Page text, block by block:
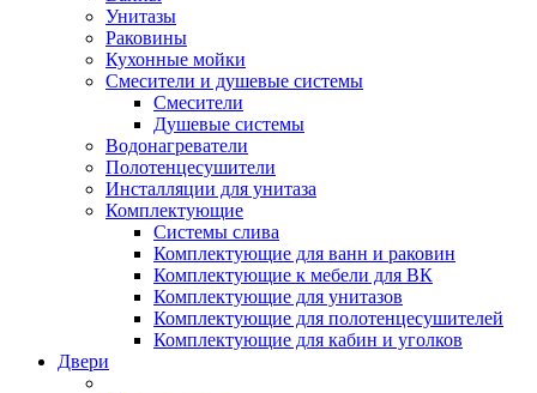
Унитазы
Раковины
Кухонные мойки
Смесители и душевые системы
Смесители
Душевые системы
Водонагреватели
Полотенцесушители
Инсталляции для унитаза
Комплектующие
Системы слива
Комплектующие для ванн и раковин
Комплектующие к мебели для ВК
Комплектующие для унитазов
Комплектующие для полотенцесушителей
Комплектующие для кабин и уголков
Двери